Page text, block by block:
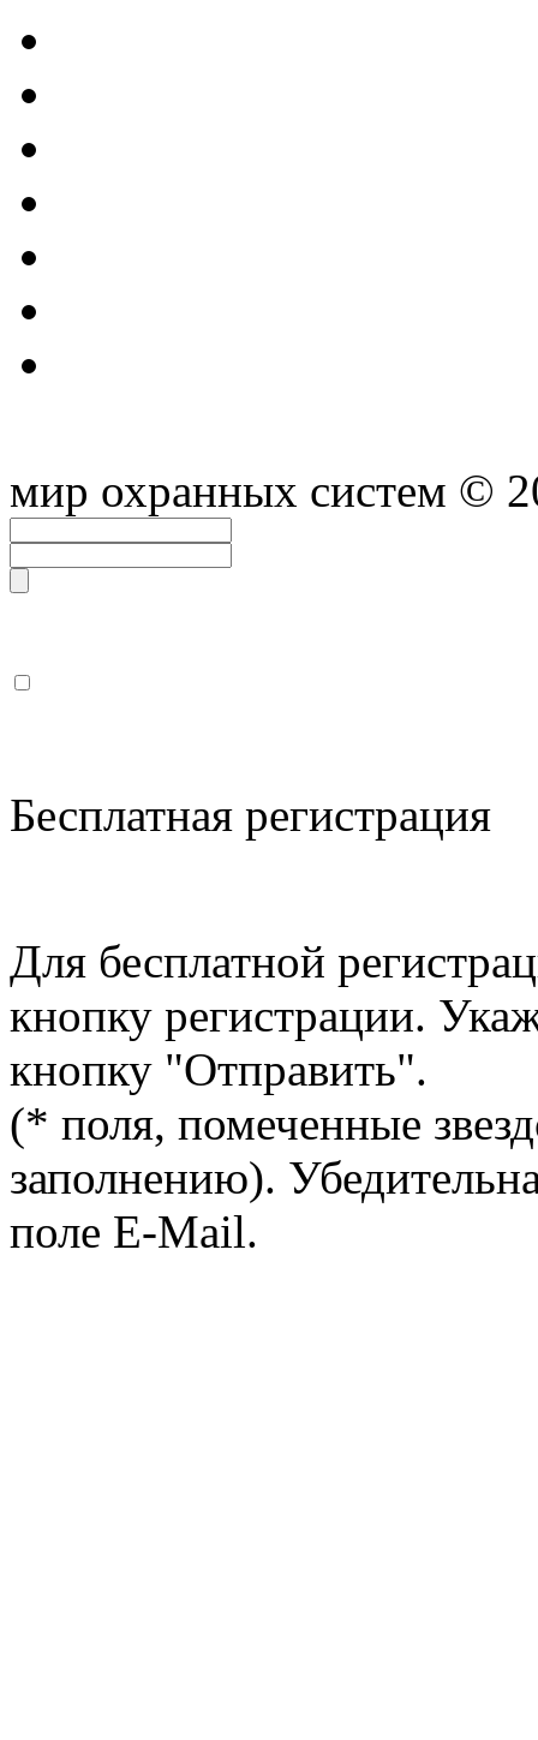
мир охранных систем ©
Бесплатная регистрация
Для бесплатной
кнопку регистрации.
кнопку "Отправить".
(* поля, помеченные
заполнению).
поле E-Mail.